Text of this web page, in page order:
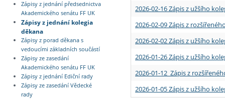
Zápisy z jednání předsednictva
Akademického senátu FF UK
Zápisy z jednání kolegia
děkana
Zápisy z porad děkana s
vedoucími základních součástí
Zápisy ze zasedání
Akademického senátu FF UK
Zápisy z jednání Ediční rady
Zápisy ze zasedání Vědecké
rady
2026-02-16 Zápis z užšího
2026-02-09 Zápis z
2026-02-02 Zápis z užšího
2026-01-26 Zápis z užšího
2026-01-12 Zápis z
2026-01-05 Zápis z užšího